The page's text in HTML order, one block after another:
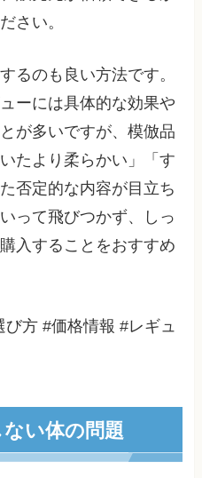
さい。
るのも良い方法です。
ーには具体的な効果や
が多いですが、模倣品
たより柔らかい」「す
否定的な内容が目立ち
って飛びつかず、しっ
入することをおすすめ
方 #価格情報 #レギュ
い体の問題